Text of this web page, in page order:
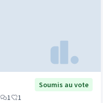
Soumis au vote
1 1